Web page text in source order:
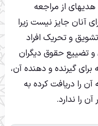
از مراجعه‏
آنان جایز نیست زیرا
و تحریک افراد
تضییع حقوق دیگران
گیرنده و دهنده آن،
را دریافت کرده به
را ندارد.